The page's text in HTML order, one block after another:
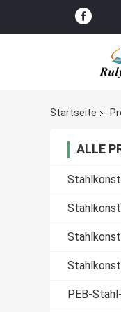
Startseite
ALLE
PEB-